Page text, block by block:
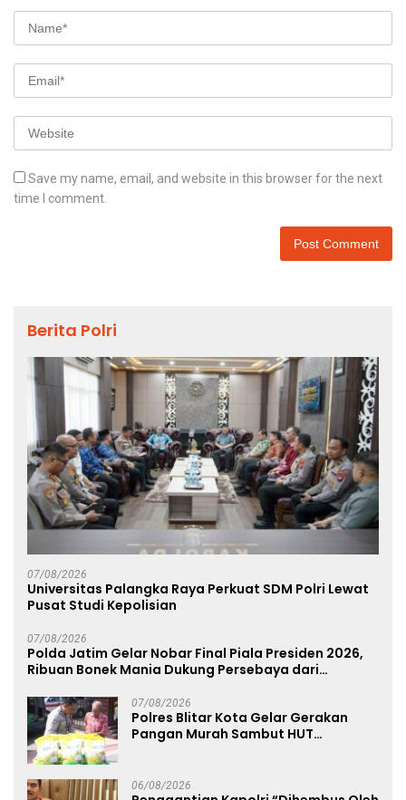
Save my name, email, and website in this browser for the next
time I comment.
Berita Polri
07/08/2026
Universitas Palangka Raya Perkuat SDM Polri Lewat
Pusat Studi Kepolisian
07/08/2026
Polda Jatim Gelar Nobar Final Piala Presiden 2026,
Ribuan Bonek Mania Dukung Persebaya dari
07/08/2026
Polres Blitar Kota Gelar Gerakan
Pangan Murah Sambut HUT
06/08/2026